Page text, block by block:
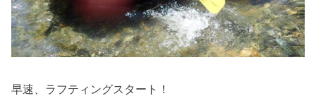
早速、ラフティングスタート！